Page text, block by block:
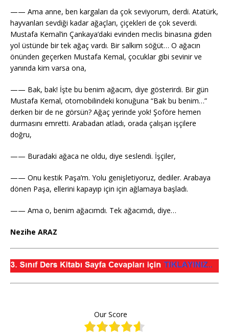
—— Ama anne, ben kargaları da çok seviyorum, derdi. Atatürk,
hayvanları sevdiği kadar ağaçları, çiçekleri de çok severdi.
Mustafa Kemal’in Çankaya’daki evinden meclis binasına giden
yol üstünde bir tek ağaç vardı. Bir salkım söğüt… O ağacın
önünden geçerken Mustafa Kemal, çocuklar gibi sevinir ve
yanında kim varsa ona,
—— Bak, bak! İşte bu benim ağacım, diye gösterirdi. Bir gün
Mustafa Kemal, otomobilindeki konuğuna “Bak bu benim…”
derken bir de ne görsün? Ağaç yerinde yok! Şoföre hemen
durmasını emretti. Arabadan atladı, orada çalışan işçilere
doğru,
—— Buradaki ağaca ne oldu, diye seslendi. İşçiler,
—— Onu kestik Paşa’m. Yolu genişletiyoruz, dediler. Arabaya
dönen Paşa, ellerini kapayıp için için ağlamaya başladı.
—— Ama o, benim ağacımdı. Tek ağacımdı, diye…
Nezihe ARAZ
Our Score